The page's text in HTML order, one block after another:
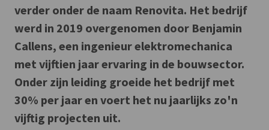
verder onder de naam Renovita. Het bedrijf
werd in 2019 overgenomen door Benjamin
Callens, een ingenieur elektromechanica
met vijftien jaar ervaring in de bouwsector.
Onder zijn leiding groeide het bedrijf met
30% per jaar en voert het nu jaarlijks zo'n
vijftig projecten uit.